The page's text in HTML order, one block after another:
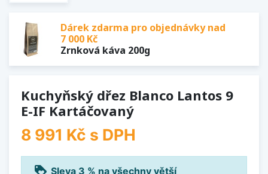
Dárek zdarma pro objednávky nad
7 000 Kč
Zrnková káva 200g
Kuchyňský dřez Blanco Lantos 9
E-IF Kartáčovaný
8 991 Kč s DPH
loyalty Sleva 3 % na všechny větší